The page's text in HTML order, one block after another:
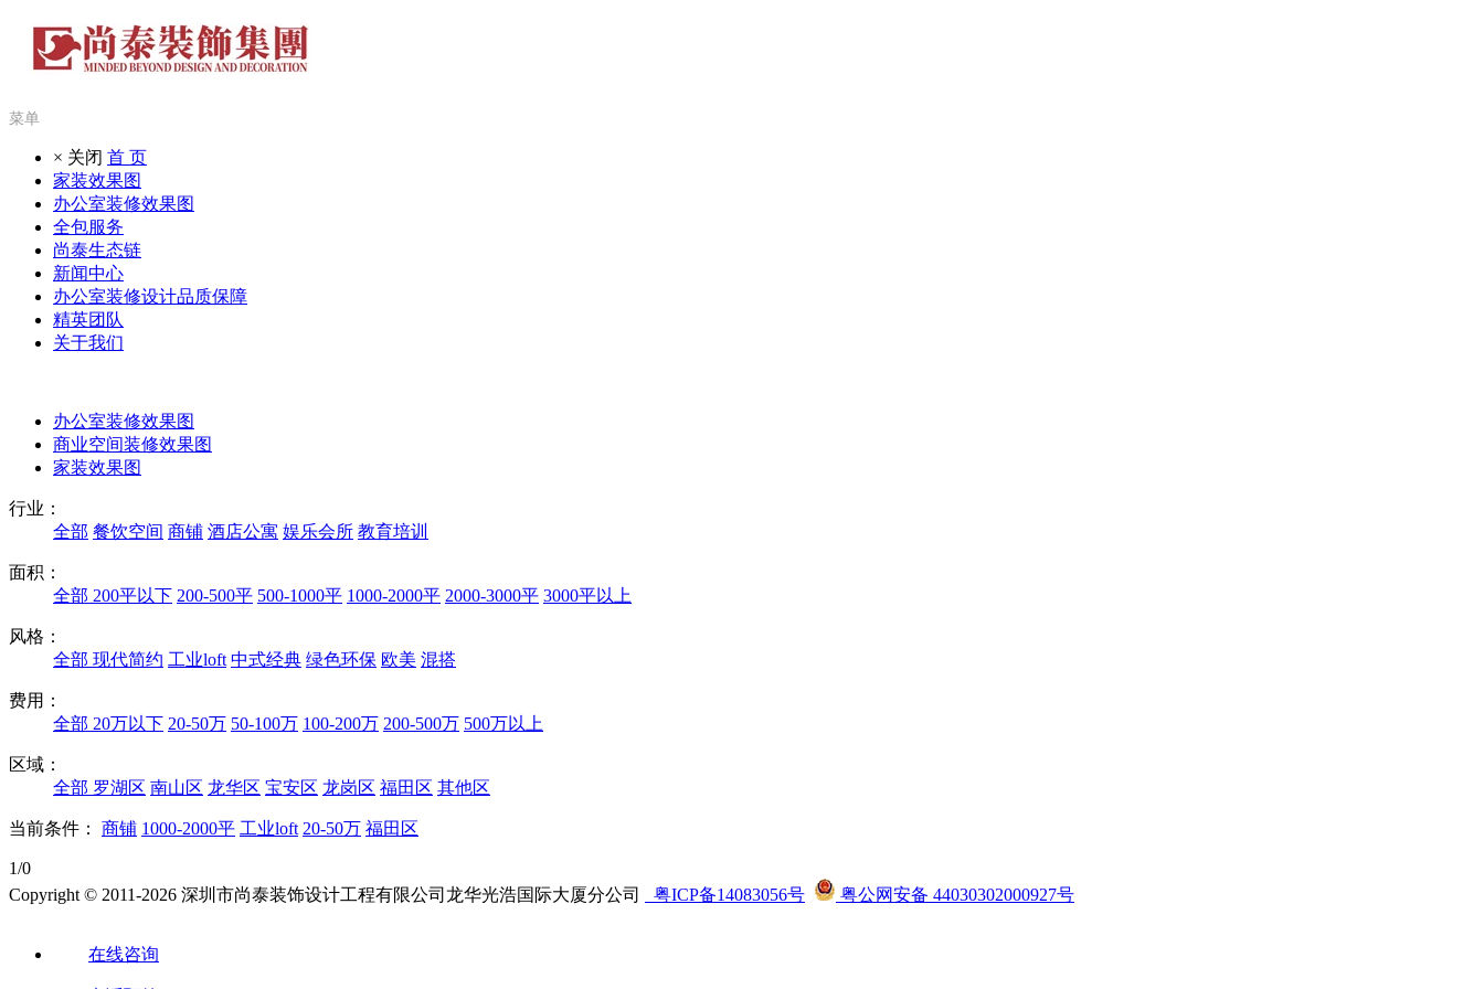
菜单
× 关闭 首 页
家装效果图
办公室装修效果图
全包服务
尚泰生态链
新闻中心
办公室装修设计品质保障
精英团队
关于我们
办公室装修效果图
商业空间装修效果图
家装效果图
行业：
全部 餐饮空间 商铺 酒店公寓 娱乐会所 教育培训
面积：
全部 200平以下 200-500平 500-1000平 1000-2000平 2000-3000平 3000平以上
风格：
全部 现代简约 工业loft 中式经典 绿色环保 欧美 混搭
费用：
全部 20万以下 20-50万 50-100万 100-200万 200-500万 500万以上
区域：
全部 罗湖区 南山区 龙华区 宝安区 龙岗区 福田区 其他区
当前条件： 商铺 1000-2000平 工业loft 20-50万 福田区
1/0
Copyright © 2011-2026 深圳市尚泰装饰设计工程有限公司龙华光浩国际大厦分公司
粤ICP备14083056号 粤公网安备 44030302000927号
在线咨询